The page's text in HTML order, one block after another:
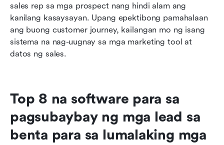
sales rep sa mga prospect nang hindi alam ang
kanilang kasaysayan. Upang epektibong pamahalaan
ang buong customer journey, kailangan mo ng isang
sistema na nag-uugnay sa mga marketing tool at
datos ng sales.
Top 8 na software para sa
pagsubaybay ng mga lead sa
benta para sa lumalaking mga